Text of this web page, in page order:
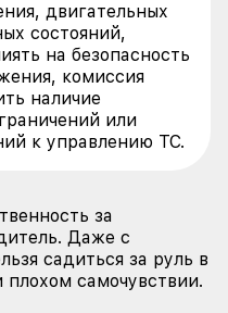
двигательных
состояний,
на безопасность
комиссия
наличие
или
к управлению ТС.
за
Даже с
садиться за руль в
самочувствии.